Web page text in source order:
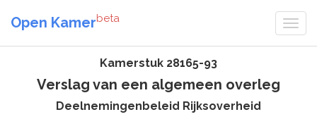
Open Kamerbeta
Kamerstuk 28165-93
Verslag van een algemeen overleg
Deelnemingenbeleid Rijksoverheid